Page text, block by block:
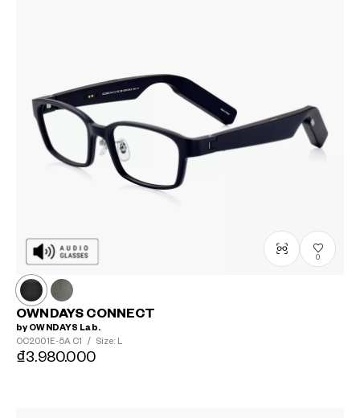
0
OWNDAYS CONNECT
by OWNDAYS Lab.
OC2001E-5A C1 / Size: L
₫3.980.000